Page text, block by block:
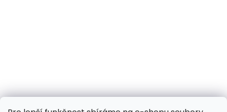
Sledovat na Instagramu